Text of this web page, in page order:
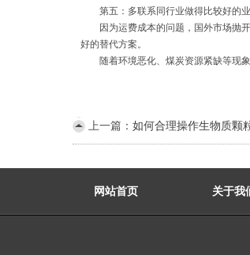
第五：多联系同行业做得比较好的
因为运费成本的问题，国外市场抛
好的替代方案。
随着环境恶化、煤炭资源紧缺等现
上一篇： 如何合理操作生物质颗
网站首页 关于我